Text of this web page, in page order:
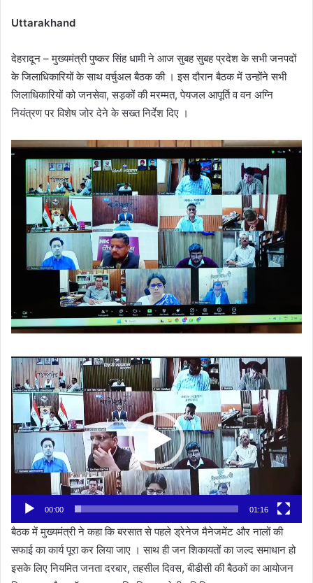
Uttarakhand
देहरादून – मुख्यमंत्री पुष्कर सिंह धामी ने आज सुबह सुबह प्रदेश के सभी जनपदों
के जिलाधिकारियों के साथ वर्चुअल बैठक की । इस दौरान बैठक में उन्होंने सभी
जिलाधिकारियों को जनसेवा, सड़कों की मरम्मत, पेयजल आपूर्ति व वन अग्नि
नियंत्रण पर विशेष जोर देने के सख्त निर्देश दिए ।
Video
Player
00:00 01:16
बैठक में मुख्यमंत्री ने कहा कि बरसात से पहले ड्रेनेज मैनेजमेंट और नालों की
सफाई का कार्य पूरा कर लिया जाए । साथ ही जन शिकायतों का जल्द समाधान हो
इसके लिए नियमित जनता दरबार, तहसील दिवस, बीडीसी की बैठकों का आयोजन